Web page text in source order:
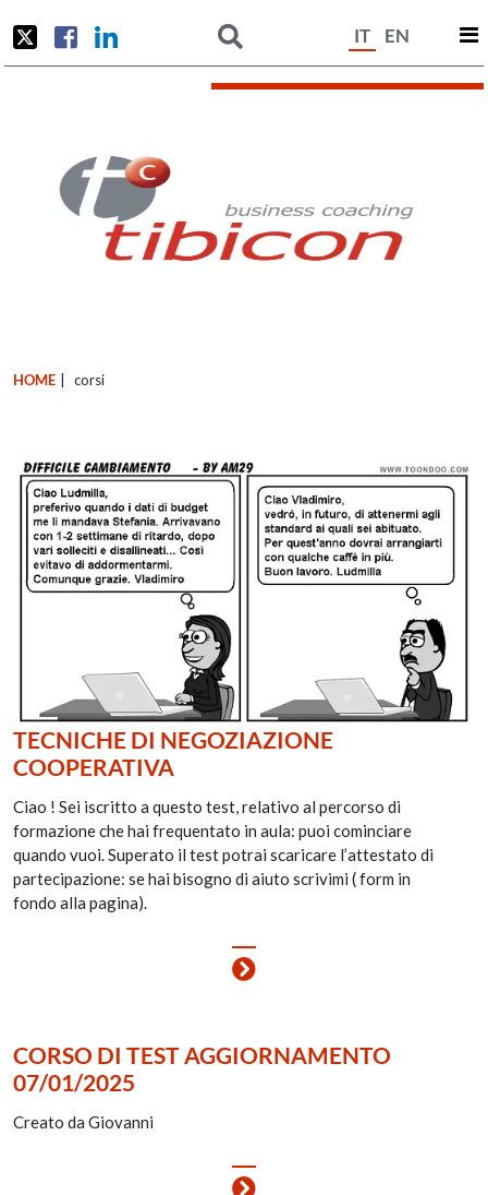
IT EN
HOME corsi
TECNICHE DI NEGOZIAZIONE
COOPERATIVA
Ciao ! Sei iscritto a questo test, relativo al percorso di
formazione che hai frequentato in aula: puoi cominciare
quando vuoi. Superato il test potrai scaricare l’attestato di
partecipazione: se hai bisogno di aiuto scrivimi ( form in
fondo alla pagina).
CORSO DI TEST AGGIORNAMENTO
07/01/2025
Creato da Giovanni